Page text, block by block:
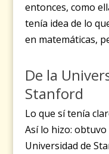
entonces, como
tenía idea de lo
en matemáticas,
De la
Stanford
Lo que sí tenía
Así lo hizo:
Universidad de